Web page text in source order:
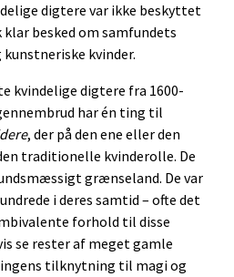
digtere var ikke beskyttet
besked om samfundets
kvinder.
kvindelige digtere fra 1600-
har én ting til
, der på den ene eller den
traditionelle kvinderolle. De
grænseland. De var
i deres samtid – ofte det
forhold til disse
se rester af meget gamle
tilknytning til magi og